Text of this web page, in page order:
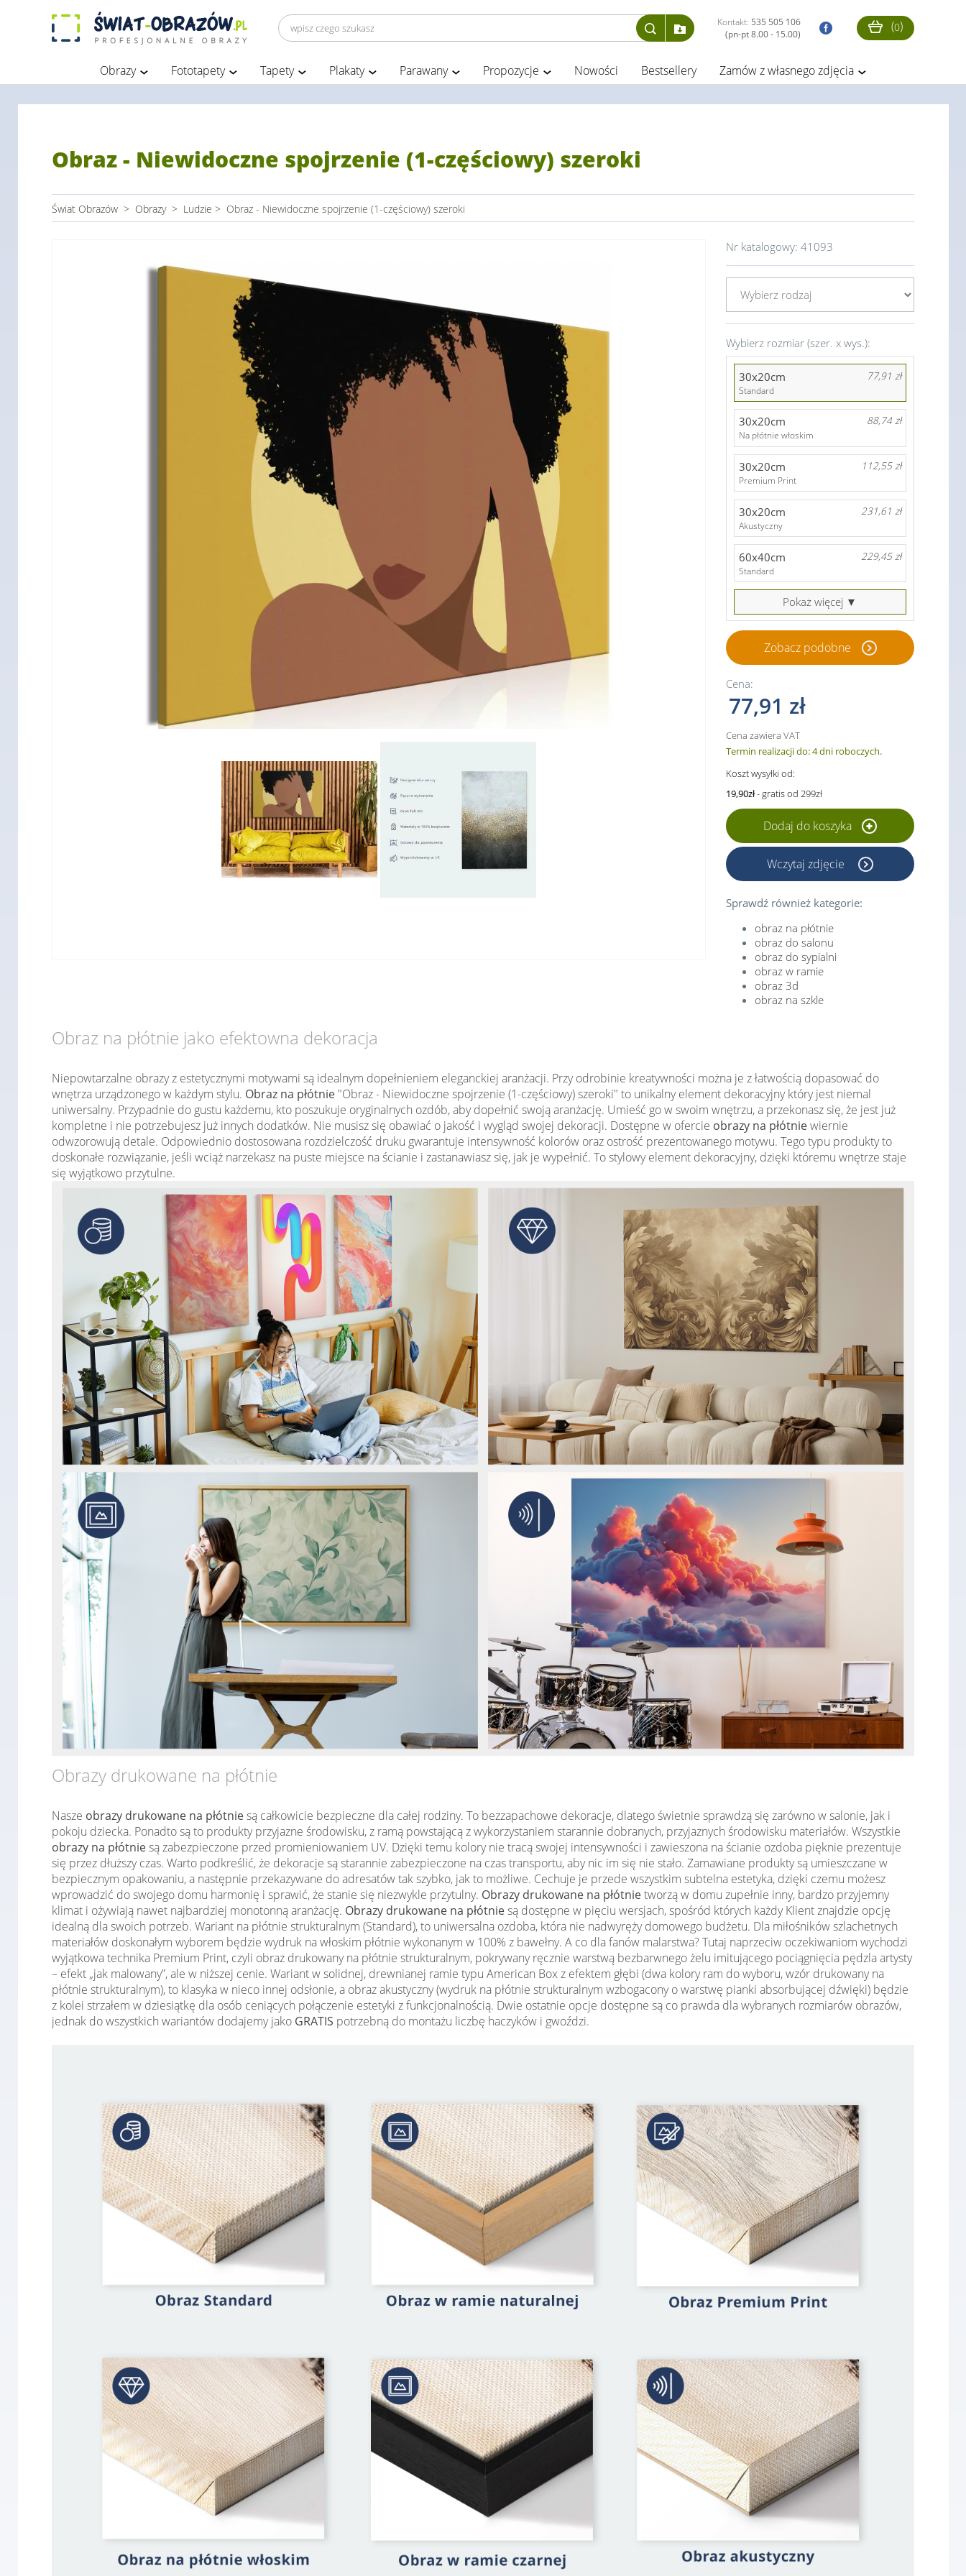
Kontakt: 535 505 106
(pn-pt 8.00 - 15.00)
(0)
Obrazy Fototapety Tapety Plakaty Parawany Propozycje Nowości Bestsellery Zamów z własnego zdjęcia
Obraz - Niewidoczne spojrzenie (1-częściowy) szeroki
Świat Obrazów > Obrazy > Ludzie > Obraz - Niewidoczne spojrzenie (1-częściowy) szeroki
Nr katalogowy: 41093
Wybierz rozmiar (szer. x wys.):
30x20cm 77,91 zł
Standard
30x20cm 88,74 zł
Na płótnie włoskim
30x20cm 112,55 zł
Premium Print
30x20cm 231,61 zł
Akustyczny
60x40cm 229,45 zł
Standard
Pokaż więcej ▼
Zobacz podobne
Cena:
77,91 zł
Cena zawiera VAT
Termin realizacji do: 4 dni roboczych.
Koszt wysyłki od:
19,90zł- gratis od 299zł
Dodaj do koszyka
Wczytaj zdjęcie
Sprawdź również kategorie:
obraz na płótnie
obraz do salonu
obraz do sypialni
obraz w ramie
obraz 3d
obraz na szkle
Obraz na płótnie jako efektowna dekoracja
Niepowtarzalne obrazy z estetycznymi motywami są idealnym dopełnieniem eleganckiej aranżacji. Przy odrobinie kreatywności można je z łatwością dopasować do
wnętrza urządzonego w każdym stylu. Obraz na płótnie "Obraz - Niewidoczne spojrzenie (1-częściowy) szeroki" to unikalny element dekoracyjny który jest niemal
uniwersalny. Przypadnie do gustu każdemu, kto poszukuje oryginalnych ozdób, aby dopełnić swoją aranżację. Umieść go w swoim wnętrzu, a przekonasz się, że jest już
kompletne i nie potrzebujesz już innych dodatków. Nie musisz się obawiać o jakość i wygląd swojej dekoracji. Dostępne w ofercie obrazy na płótniewiernie
odwzorowują detale. Odpowiednio dostosowana rozdzielczość druku gwarantuje intensywność kolorów oraz ostrość prezentowanego motywu. Tego typu produkty to
doskonałe rozwiązanie, jeśli wciąż narzekasz na puste miejsce na ścianie i zastanawiasz się, jak je wypełnić. To stylowy element dekoracyjny, dzięki któremu wnętrze staje
się wyjątkowo przytulne.
Obrazy drukowane na płótnie
Nasze obrazy drukowane na płótniesą całkowicie bezpieczne dla całej rodziny. To bezzapachowe dekoracje, dlatego świetnie sprawdzą się zarówno w salonie, jak i
pokoju dziecka. Ponadto są to produkty przyjazne środowisku, z ramą powstającą z wykorzystaniem starannie dobranych, przyjaznych środowisku materiałów. Wszystkie
obrazy na płótniesą zabezpieczone przed promieniowaniem UV. Dzięki temu kolory nie tracą swojej intensywności i zawieszona na ścianie ozdoba pięknie prezentuje
się przez dłuższy czas. Warto podkreślić, że dekoracje są starannie zabezpieczone na czas transportu, aby nic im się nie stało. Zamawiane produkty są umieszczane w
bezpiecznym opakowaniu, a następnie przekazywane do adresatów tak szybko, jak to możliwe. Cechuje je przede wszystkim subtelna estetyka, dzięki czemu możesz
wprowadzić do swojego domu harmonię i sprawić, że stanie się niezwykle przytulny. Obrazy drukowane na płótnietworzą w domu zupełnie inny, bardzo przyjemny
klimat i ożywiają nawet najbardziej monotonną aranżację. Obrazy drukowane na płótniesą dostępne w pięciu wersjach, spośród których każdy Klient znajdzie opcję
idealną dla swoich potrzeb. Wariant na płótnie strukturalnym (Standard), to uniwersalna ozdoba, która nie nadwyręży domowego budżetu. Dla miłośników szlachetnych
materiałów doskonałym wyborem będzie wydruk na włoskim płótnie wykonanym w 100% z bawełny. A co dla fanów malarstwa? Tutaj naprzeciw oczekiwaniom wychodzi
wyjątkowa technika Premium Print, czyli obraz drukowany na płótnie strukturalnym, pokrywany ręcznie warstwą bezbarwnego żelu imitującego pociągnięcia pędzla artysty
– efekt „jak malowany”, ale w niższej cenie. Wariant w solidnej, drewnianej ramie typu American Box z efektem głębi (dwa kolory ram do wyboru, wzór drukowany na
płótnie strukturalnym), to klasyka w nieco innej odsłonie, a obraz akustyczny (wydruk na płótnie strukturalnym wzbogacony o warstwę pianki absorbującej dźwięki) będzie
z kolei strzałem w dziesiątkę dla osób ceniących połączenie estetyki z funkcjonalnością. Dwie ostatnie opcje dostępne są co prawda dla wybranych rozmiarów obrazów,
jednak do wszystkich wariantów dodajemy jako GRATIS potrzebną do montażu liczbę haczyków i gwoździ.